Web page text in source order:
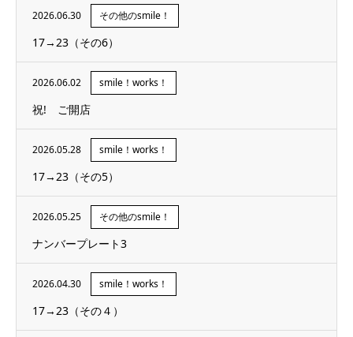
2026.06.30 その他のsmile！
17→23（その6）
2026.06.02 smile！works！
祝! ご開店
2026.05.28 smile！works！
17→23（その5）
2026.05.25 その他のsmile！
ナンバープレート3
2026.04.30 smile！works！
17→23（その４）